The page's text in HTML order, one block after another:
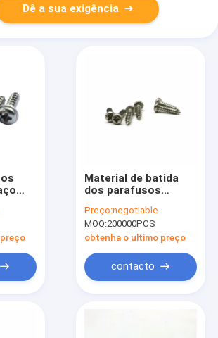
Dê a sua exigência
Material de batida
dos parafusos
auto de aço
inoxidável pequeno
da precisão
Preço:negotiable
MOQ:200000PCS
obtenha o ultimo preço
contacto